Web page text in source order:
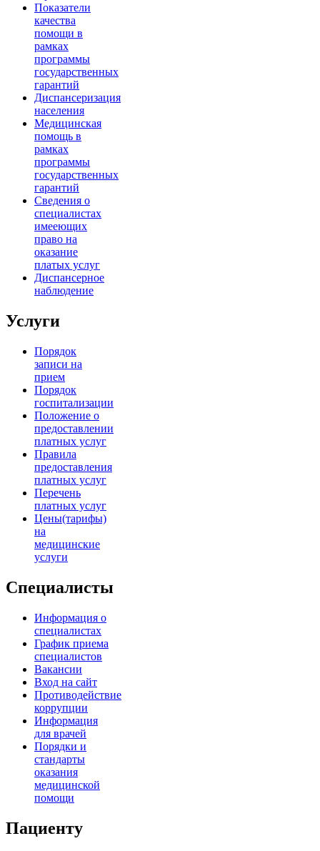
Показатели
качества
помощи в
рамках
программы
государственных
гарантий
Диспансеризация
населения
Медицинская
помощь в
рамках
программы
государственных
гарантий
Сведения о
специалистах
имееющих
право на
оказание
платых услуг
Диспансерное
наблюдение
Услуги
Порядок
записи на
прием
Порядок
госпитализации
Положение о
предоставлении
платных услуг
Правила
предоставления
платных услуг
Перечень
платных услуг
Цены(тарифы)
на
медицинские
услуги
Специалисты
Информация о
специалистах
График приема
специалистов
Вакансии
Вход на сайт
Противодействие
коррупции
Информация
для врачей
Порядки и
стандарты
оказания
медицинской
помощи
Пациенту